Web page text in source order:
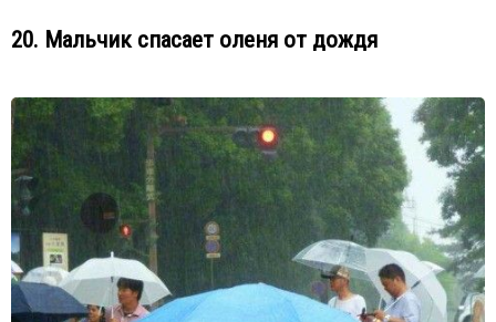
20. Мальчик спасает оленя от дождя